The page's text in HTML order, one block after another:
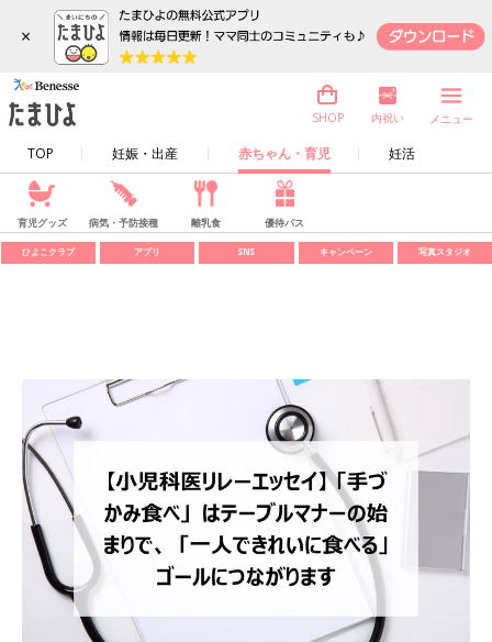
×
TOP 妊娠・出産 赤ちゃん・育児 妊活
SHOP 内祝い メニュー
育児グッズ 病気・予防接種 離乳食 優待パス
ひよこクラブ アプリ SNS キャンペーン 写真スタジオ